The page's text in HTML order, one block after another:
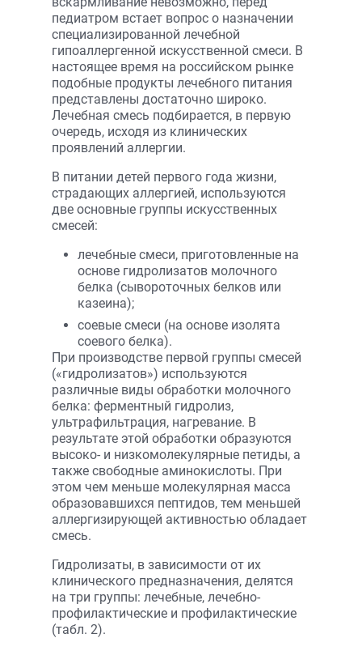
педиатром встает вопрос о назначении
специализированной лечебной
гипоаллергенной искусственной смеси. В
настоящее время на российском рынке
подобные продукты лечебного питания
представлены достаточно широко.
Лечебная смесь подбирается, в первую
очередь, исходя из клинических
проявлений аллергии.
В питании детей первого года жизни,
страдающих аллергией, используются
две основные группы искусственных
смесей:
лечебные смеси, приготовленные на
основе гидролизатов молочного
белка (сывороточных белков или
казеина);
соевые смеси (на основе изолята
соевого белка).
При производстве первой группы смесей
(«гидролизатов») используются
различные виды обработки молочного
белка: ферментный гидролиз,
ультрафильтрация, нагревание. В
результате этой обработки образуются
высоко- и низкомолекулярные петиды, а
также свободные аминокислоты. При
этом чем меньше молекулярная масса
образовавшихся пептидов, тем меньшей
аллергизирующей активностью обладает
смесь.
Гидролизаты, в зависимости от их
клинического предназначения, делятся
на три группы: лечебные, лечебно-
профилактические и профилактические
(табл. 2).